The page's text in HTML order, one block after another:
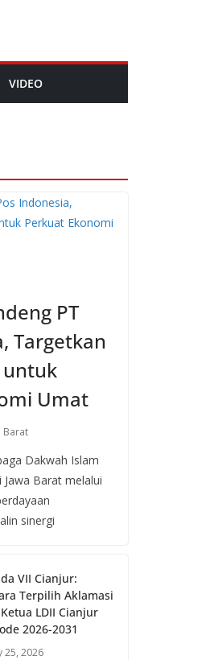
VIDEO
PT
Targetkan
untuk
Umat
Barat
Dakwah Islam
Barat melalui
sinergi
VII Cianjur:
Terpilih Aklamasi
Ketua LDII Cianjur
2026-2031
25, 2026